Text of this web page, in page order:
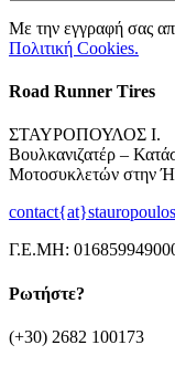
Με την εγγραφή σας
Πολιτική Cookies.
Road Runner Tires
ΣΤΑΥΡΟΠΟΥΛΟΣ Ι.
Βουλκανιζατέρ –
Μοτοσυκλετών στην
Γ.Ε.ΜΗ:
Ρωτήστε?
(+30) 2682 100173